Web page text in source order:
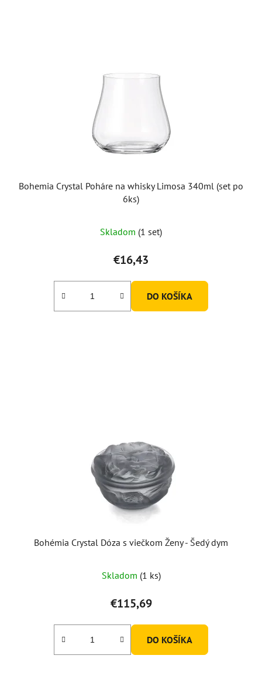
Bohemia Crystal Poháre na whisky Limosa 340ml (set po
6ks)
Skladom (1 set)
€16,43
DO KOŠÍKA
Bohémia Crystal Dóza s viečkom Ženy - Šedý dym
Skladom (1 ks)
€115,69
DO KOŠÍKA